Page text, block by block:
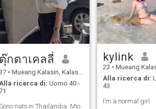
ตุ๊กตาเคลลี่
• Mueang Kalasin, Kalasin, Thailandia
ricerca di: Uomo 40 -
nato in Thailandia. Mio
kylink
23 • Mueang Kalasin,
Alla ricerca di:
43
I’m a normal girl